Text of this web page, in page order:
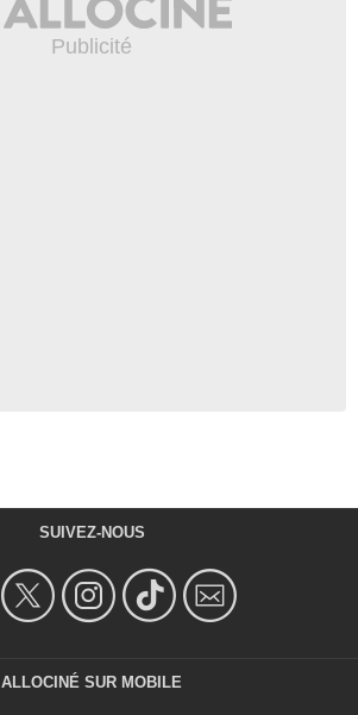
SUIVEZ-NOUS
ALLOCINÉ SUR MOBILE